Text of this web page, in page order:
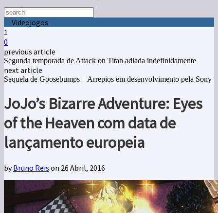
Videojogos
1
0
previous article
Segunda temporada de Attack on Titan adiada indefinidamente
next article
Sequela de Goosebumps – Arrepios em desenvolvimento pela Sony
JoJo’s Bizarre Adventure: Eyes
of the Heaven com data de
lançamento europeia
byBruno Reis on 26 Abril, 2016